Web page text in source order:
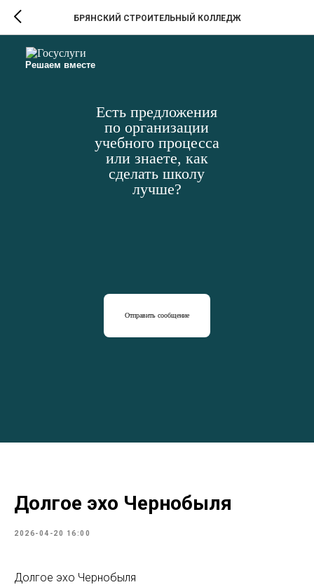
Решаем вместе
Есть предложения
по организации
учебного процесса
или знаете, как
сделать школу
лучше?
Отправить сообщение
БРЯНСКИЙ СТРОИТЕЛЬНЫЙ КОЛЛЕДЖ
Долгое эхо Чернобыля
2026-04-20 16:00
Долгое эхо Чернобыля